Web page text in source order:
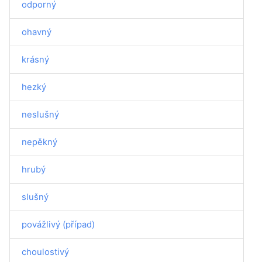
odporný
ohavný
krásný
hezký
neslušný
nepěkný
hrubý
slušný
povážlivý (případ)
choulostivý